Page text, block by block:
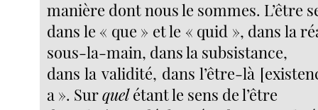
manière dont nous le sommes. L’être
dans le « que » et le « quid », dans la
sous-la-main, dans la subsistance,
dans la validité, dans l’être-là
a ». Surquelétant le sens de l’être